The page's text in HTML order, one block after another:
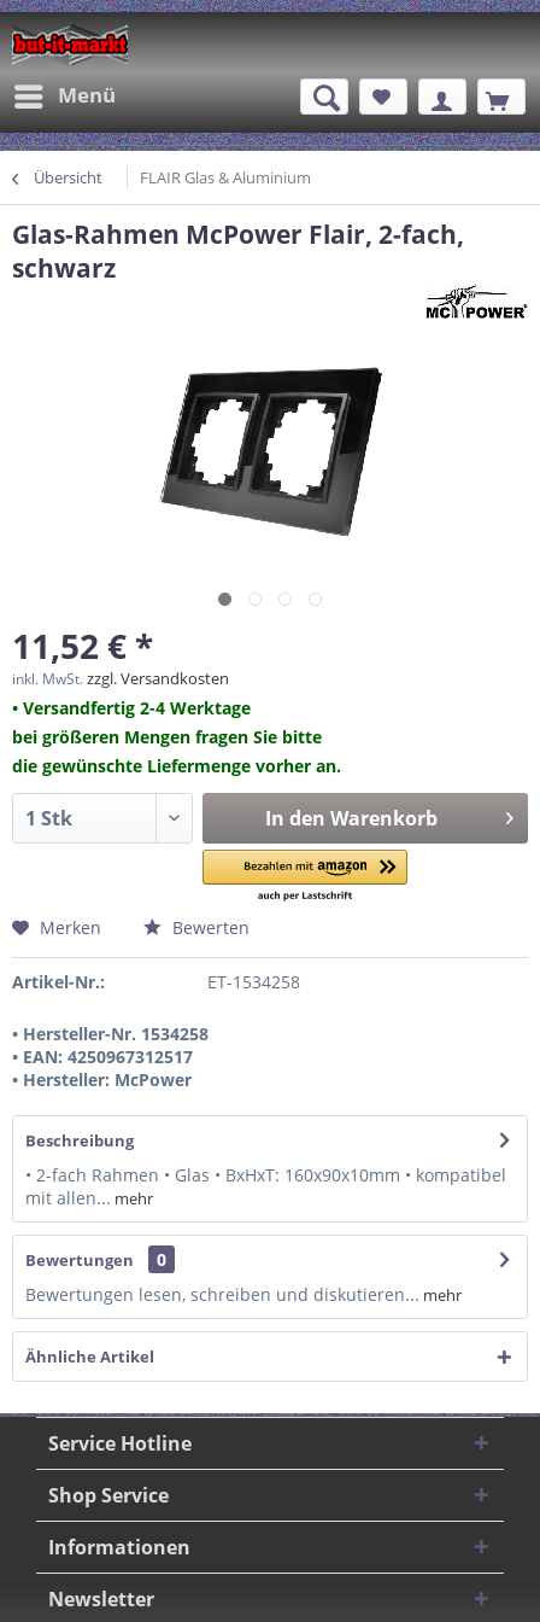
Menü
Übersicht FLAIR Glas & Aluminium
Glas-Rahmen McPower Flair, 2-fach,
schwarz
11,52 € *
inkl. MwSt.zzgl. Versandkosten
• Versandfertig 2-4 Werktage
bei größeren Mengen fragen Sie bitte
die gewünschte Liefermenge vorher an.
In den Warenkorb
Merken Bewerten
Artikel-Nr.: ET-1534258
• Hersteller-Nr. 1534258
• EAN: 4250967312517
• Hersteller: McPower
Beschreibung
• 2-fach Rahmen • Glas • BxHxT: 160x90x10mm • kompatibel
mit allen... mehr
Bewertungen
0
Bewertungen lesen, schreiben und diskutieren... mehr
Ähnliche Artikel
Service Hotline
Shop Service
Informationen
Newsletter